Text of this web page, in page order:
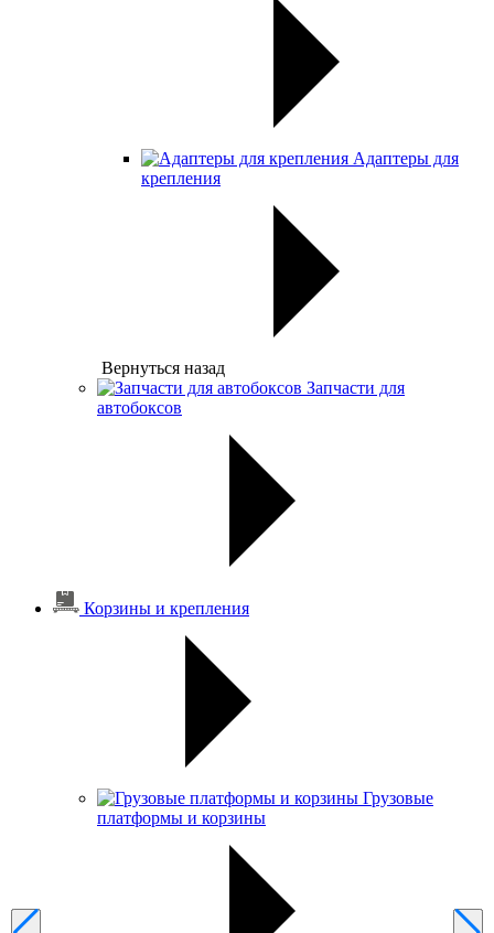
Адаптеры для
крепления
Вернуться назад
Запчасти для
автобоксов
Корзины и крепления
Грузовые
платформы и корзины